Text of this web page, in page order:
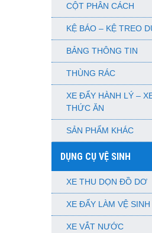
CỘT PHÂN CÁCH
KỆ BÁO – KỆ TREO
BẢNG THÔNG TIN
THÙNG RÁC
XE ĐẨY HÀNH LÝ –
THỨC ĂN
SẢN PHẨM KHÁC
DỤNG CỤ VỆ SINH
XE THU DỌN ĐỒ DƠ
XE ĐẨY LÀM VỆ SINH
XE VẮT NƯỚC